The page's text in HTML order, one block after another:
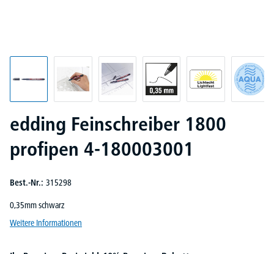
edding Feinschreiber 1800
profipen 4-180003001
Best.-Nr.: 315298
0,35mm schwarz
Weitere Informationen